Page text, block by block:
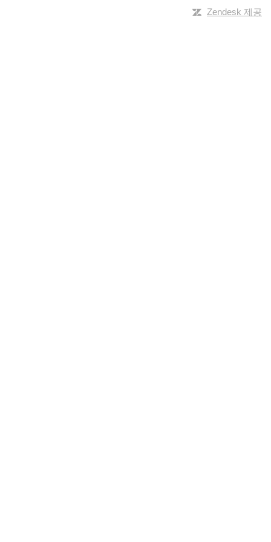
Zendesk 제공